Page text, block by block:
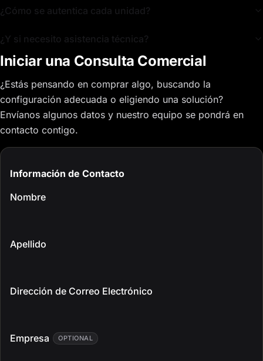
¿Cómo se autentica cada unidad?
¿Y si necesito asistencia técnica?
Iniciar una Consulta Comercial
¿Estás pensando en comprar algo, buscando la
configuración adecuada o eligiendo una solución?
Envíanos algunos datos y nuestro equipo se pondrá en
contacto contigo.
Información de Contacto
Nombre
Apellido
Dirección de Correo Electrónico
Empresa OPTIONAL